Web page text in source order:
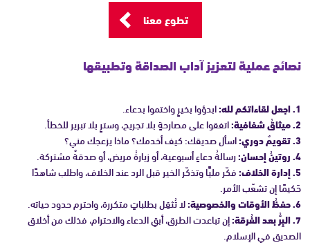
تطوع معنا
نصائح عملية لتعزيز آداب الصداقة وتطبيقها
1. اجعل لقاءاتكم لله:
ابدؤوا بخيرٍ واختموا بدعاء.
2. ميثاقُ شفافية:
اتفقوا على مصارحةٍ بلا تجريح، وسترٍ بلا تبرير للخطأ.
3. تقويمٌ دوري:
اسأل صديقك: كيف أخدمك؟ ماذا يزعجك مني؟
4. روتينُ إحسان:
رسالةُ دعاءٍ أسبوعية، أو زيارةُ مريض، أو صدقةٌ مشتركة.
5. إدارة الخلاف:
فكّر مليًّا وتذكّر الخير قبل الرد عند الخلاف، واطلب شاهدًا
حَكيمًا إن تشعّب الأمر.
6. حفظُ الأوقات والخصوصية:
لا تُثقِل بطلباتٍ متكررة، واحترم حدود حياته.
7. البِرُّ بعد الفُرقة:
إن تباعدت الطرق، أبقِ الدعاء والاحترام، فذلك من أخلاق
الصديق في الإسلام.